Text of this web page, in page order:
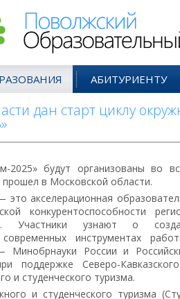
АБИТУРИЕНТУ
дан старт циклу
2025» будут организованы во
в Московской области.
это акселерационная
конкурентоспособности
Участники узнают о
инструментах
России и
поддержке Северо-
и студенческого туризма.
и студенческого туризма